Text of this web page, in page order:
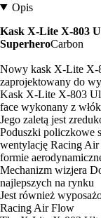
Opis
Kask X-Lite X-803
SuperheroCarbon
Nowy kask X-Lite X-
zaprojektowany do
Kask X-Lite X-803
face wykonany z
Jego zaletą jest
Poduszki policzkowe
wentylację Racing
formie
Mechanizm wizjera
najlepszych na rynku
Jest również
Racing Air Flow